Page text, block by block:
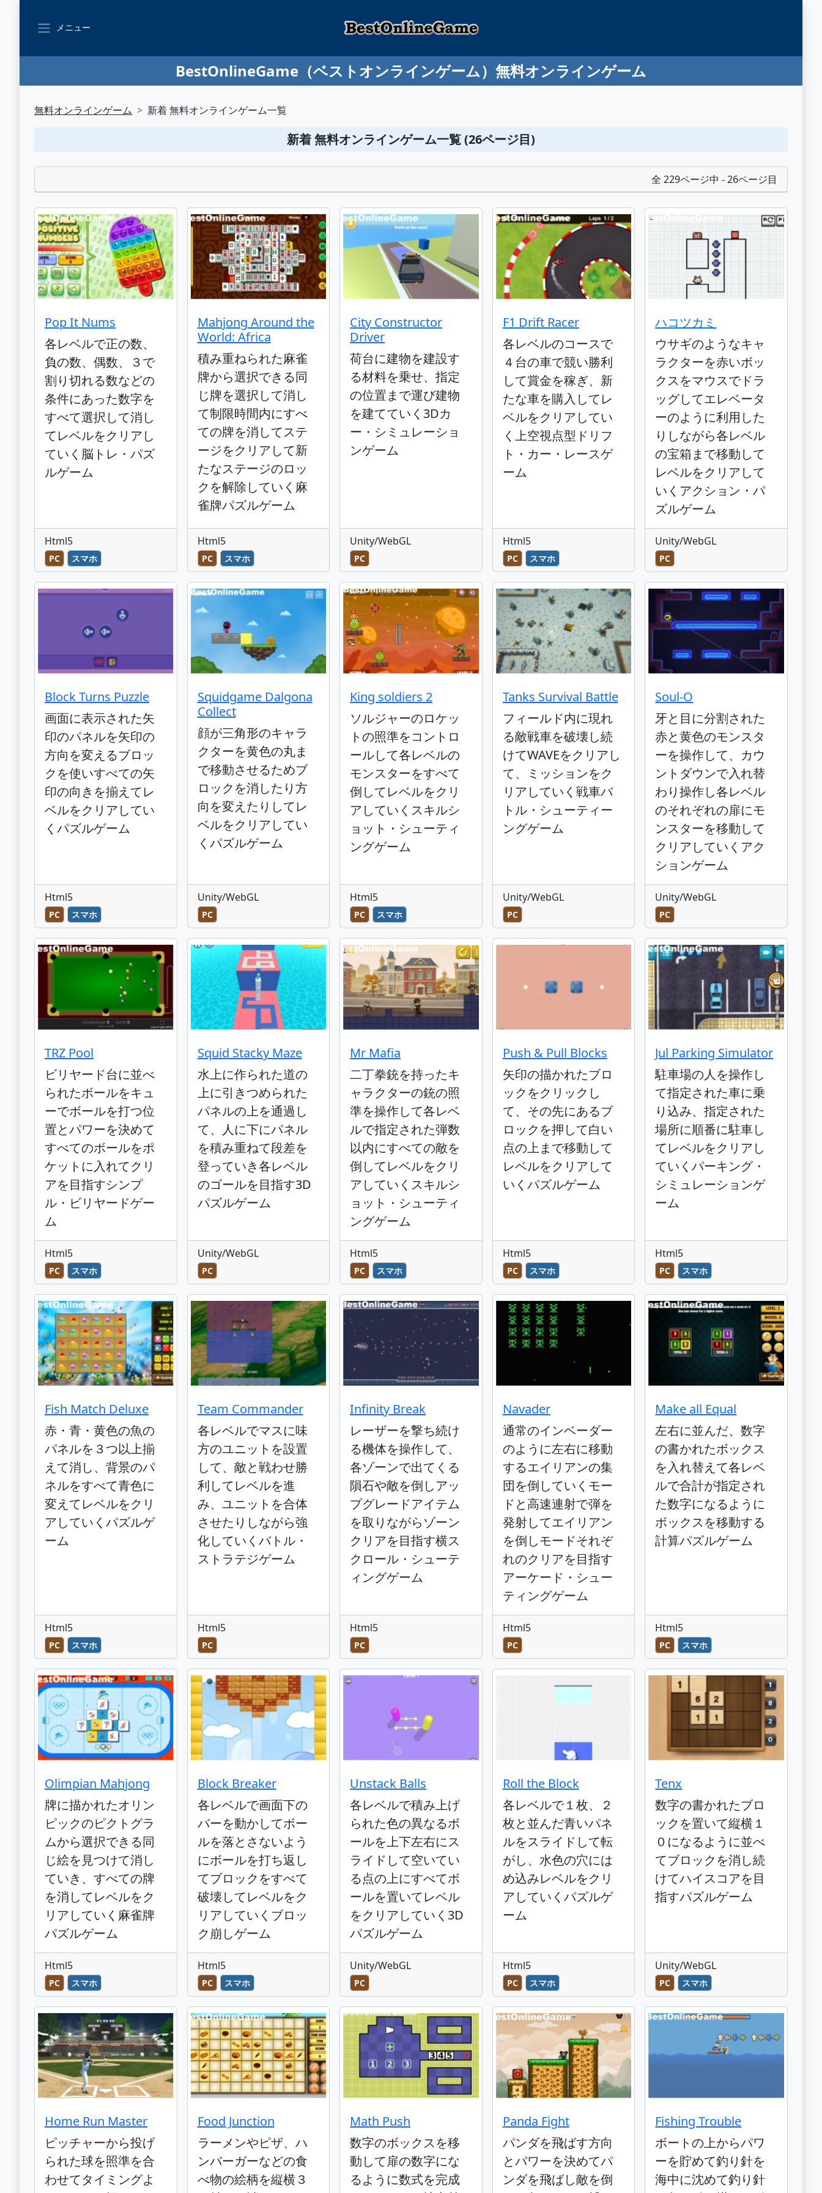
メニュー
BestOnlineGame（ベストオンラインゲーム）無料オンラインゲーム
無料オンラインゲーム 新着 無料オンラインゲーム一覧
新着 無料オンラインゲーム一覧 (26ページ目)
全 229ページ中 - 26ページ目
Pop It Nums
各レベルで正の数、
負の数、偶数、３で
割り切れる数などの
条件にあった数字を
すべて選択して消し
てレベルをクリアし
ていく脳トレ・パズ
ルゲーム
Html5
PC スマホ
Mahjong Around the
World: Africa
積み重ねられた麻雀
牌から選択できる同
じ牌を選択して消し
て制限時間内にすべ
ての牌を消してステ
ージをクリアして新
たなステージのロッ
クを解除していく麻
雀牌パズルゲーム
Html5
PC スマホ
City Constructor
Driver
荷台に建物を建設す
る材料を乗せ、指定
の位置まで運び建物
を建てていく3Dカ
ー・シミュレーショ
ンゲーム
Unity/WebGL
PC
F1 Drift Racer
各レベルのコースで
４台の車で競い勝利
して賞金を稼ぎ、新
たな車を購入してレ
ベルをクリアしてい
く上空視点型ドリフ
ト・カー・レースゲ
ーム
Html5
PC スマホ
ハコツカミ
ウサギのようなキャ
ラクターを赤いボッ
クスをマウスでドラ
ッグしてエレベータ
ーのように利用した
りしながら各レベル
の宝箱まで移動して
レベルをクリアして
いくアクション・パ
ズルゲーム
Unity/WebGL
PC
Block Turns Puzzle
画面に表示された矢
印のパネルを矢印の
方向を変えるブロッ
クを使いすべての矢
印の向きを揃えてレ
ベルをクリアしてい
くパズルゲーム
Html5
PC スマホ
Squidgame Dalgona
Collect
顔が三角形のキャラ
クターを黄色の丸ま
で移動させるためブ
ロックを消したり方
向を変えたりしてレ
ベルをクリアしてい
くパズルゲーム
Unity/WebGL
PC
King soldiers 2
ソルジャーのロケッ
トの照準をコントロ
ールして各レベルの
モンスターをすべて
倒してレベルをクリ
アしていくスキルシ
ョット・シューティ
ングゲーム
Html5
PC スマホ
Tanks Survival Battle
フィールド内に現れ
る敵戦車を破壊し続
けてWAVEをクリアし
て、ミッションをク
リアしていく戦車バ
トル・シューティー
ングゲーム
Unity/WebGL
PC
Soul-O
牙と目に分割された
赤と黄色のモンスタ
ーを操作して、カウ
ントダウンで入れ替
わり操作し各レベル
のそれぞれの扉にモ
ンスターを移動して
クリアしていくアク
ションゲーム
Unity/WebGL
PC
TRZ Pool
ビリヤード台に並べ
られたボールをキュ
ーでボールを打つ位
置とパワーを決めて
すべてのボールをポ
ケットに入れてクリ
アを目指すシンプ
ル・ビリヤードゲー
ム
Html5
PC スマホ
Squid Stacky Maze
水上に作られた道の
上に引きつめられた
パネルの上を通過し
て、人に下にパネル
を積み重ねて段差を
登っていき各レベル
のゴールを目指す3D
パズルゲーム
Unity/WebGL
PC
Mr Mafia
二丁拳銃を持ったキ
ャラクターの銃の照
準を操作して各レベ
ルで指定された弾数
以内にすべての敵を
倒してレベルをクリ
アしていくスキルシ
ョット・シューティ
ングゲーム
Html5
PC スマホ
Push & Pull Blocks
矢印の描かれたブロ
ックをクリックし
て、その先にあるブ
ロックを押して白い
点の上まで移動して
レベルをクリアして
いくパズルゲーム
Html5
PC スマホ
Jul Parking Simulator
駐車場の人を操作し
て指定された車に乗
り込み、指定された
場所に順番に駐車し
てレベルをクリアし
ていくパーキング・
シミュレーションゲ
ーム
Html5
PC スマホ
Fish Match Deluxe
赤・青・黄色の魚の
パネルを３つ以上揃
えて消し、背景のパ
ネルをすべて青色に
変えてレベルをクリ
アしていくパズルゲ
ーム
Html5
PC スマホ
Team Commander
各レベルでマスに味
方のユニットを設置
して、敵と戦わせ勝
利してレベルを進
み、ユニットを合体
させたりしながら強
化していくバトル・
ストラテジゲーム
Html5
PC
Infinity Break
レーザーを撃ち続け
る機体を操作して、
各ゾーンで出てくる
隕石や敵を倒しアッ
プグレードアイテム
を取りながらゾーン
クリアを目指す横ス
クロール・シューテ
ィングゲーム
Html5
PC
Navader
通常のインベーダー
のように左右に移動
するエイリアンの集
団を倒していくモー
ドと高速連射で弾を
発射してエイリアン
を倒しモードそれぞ
れのクリアを目指す
アーケード・シュー
ティングゲーム
Html5
PC
Make all Equal
左右に並んだ、数字
の書かれたボックス
を入れ替えて各レベ
ルで合計が指定され
た数字になるように
ボックスを移動する
計算パズルゲーム
Html5
PC スマホ
Olimpian Mahjong
牌に描かれたオリン
ピックのピクトグラ
ムから選択できる同
じ絵を見つけて消し
ていき、すべての牌
を消してレベルをク
リアしていく麻雀牌
パズルゲーム
Html5
PC スマホ
Block Breaker
各レベルで画面下の
バーを動かしてボー
ルを落とさないよう
にボールを打ち返し
てブロックをすべて
破壊してレベルをク
リアしていくブロッ
ク崩しゲーム
Html5
PC スマホ
Unstack Balls
各レベルで積み上げ
られた色の異なるボ
ールを上下左右にス
ライドして空いてい
る点の上にすべてボ
ールを置いてレベル
をクリアしていく3D
パズルゲーム
Unity/WebGL
PC
Roll the Block
各レベルで１枚、２
枚と並んだ青いパネ
ルをスライドして転
がし、水色の穴には
め込みレベルをクリ
アしていくパズルゲ
ーム
Html5
PC スマホ
Tenx
数字の書かれたブロ
ックを置いて縦横１
０になるように並べ
てブロックを消し続
けてハイスコアを目
指すパズルゲーム
Unity/WebGL
PC スマホ
Home Run Master
ピッチャーから投げ
られた球を照準を合
わせてタイミングよ
Food Junction
ラーメンやピザ、ハ
ンバーガーなどの食
べ物の絵柄を縦横３
Math Push
数字のボックスを移
動して扉の数字にな
るように数式を完成
Panda Fight
パンダを飛ばす方向
とパワーを決めてパ
ンダを飛ばし敵を倒
Fishing Trouble
ボートの上からパワ
ーを貯めて釣り針を
海中に沈めて釣り針